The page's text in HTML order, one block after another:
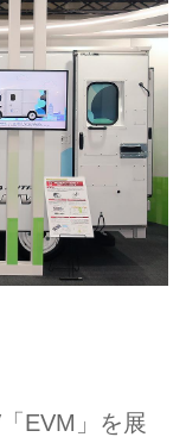
EVM」を展